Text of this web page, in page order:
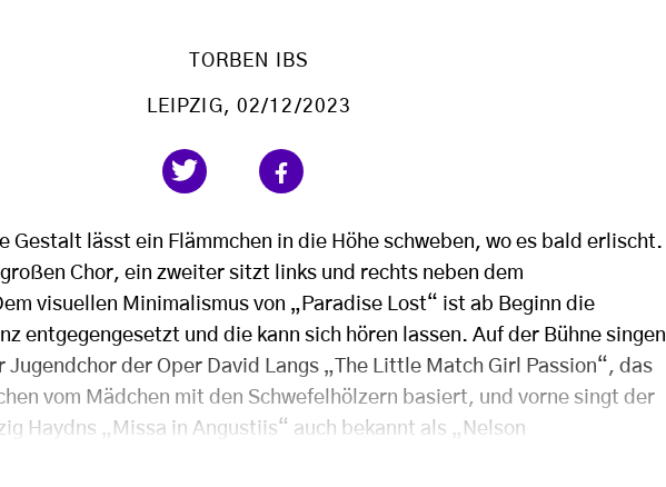
TORBEN IBS
LEIPZIG, 02/12/2023
Gestalt lässt ein Flämmchen in die Höhe schweben, wo es bald erlischt.
Chor, ein zweiter sitzt links und rechts neben dem
visuellen Minimalismus von „Paradise Lost“ ist ab Beginn die
entgegengesetzt und die kann sich hören lassen. Auf der Bühne singen
der Oper David Langs „The Little Match Girl Passion“, das
vom Mädchen mit den Schwefelhölzern basiert, und vorne singt der
Haydns „Missa in Angustiis“ auch bekannt als „Nelson